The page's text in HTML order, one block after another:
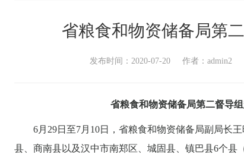
省粮食和物资储备局第
发布时间：2020-07-20 作者：
省粮食和物资储备局第二督导
6月29日 至7月10日，省粮食和物资储备局副局长
县、商南县以及汉中市南郑区、城固县、镇巴县6个县